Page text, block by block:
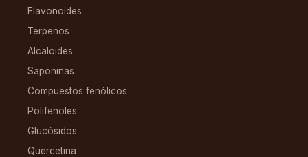
Flavonoides
Terpenos
Alcaloides
Saponinas
Compuestos fenólicos
Polifenoles
Glucósidos
Quercetina